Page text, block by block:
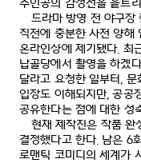
주인공의 감정선을 흩트
드라마 방영 전 야구장
직전에 충분한 사전 양해
온라인상에 제기됐다. 최
납골당에서 촬영을 하겠
달라고 요청한 일부터, 문
입장도 이해되지만,공공
공유한다는 점에 대한 성
현재 제작진은 작품 완
결정했다고 한다. 남은 6
로맨틱 코미디의 세계가